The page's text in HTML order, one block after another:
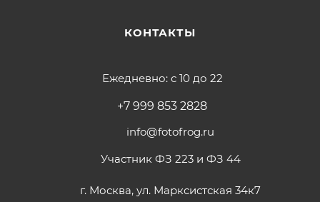
КОНТАКТЫ
Ежедневно: с 10 до 22
+7 999 853 2828
info@fotofrog.ru
Участник ФЗ 223 и ФЗ 44
г. Москва, ул. Марксистская 34к7